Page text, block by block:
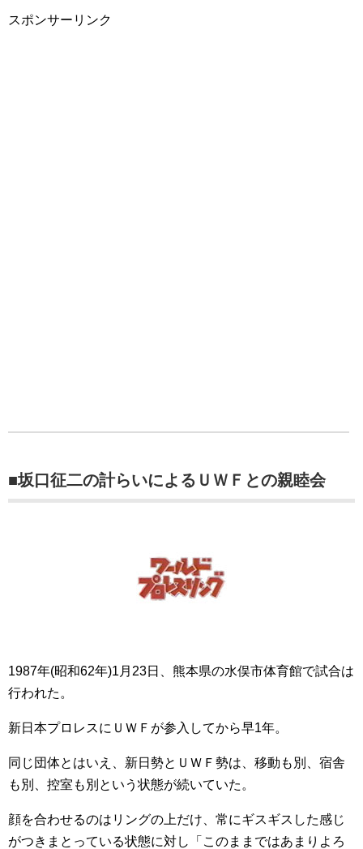
スポンサーリンク
■坂口征二の計らいによるＵＷＦとの親睦会
1987年(昭和62年)1月23日、熊本県の水俣市体育館で試合は
行われた。
新日本プロレスにＵＷＦが参入してから早1年。
同じ団体とはいえ、新日勢とＵＷＦ勢は、移動も別、宿舎
も別、控室も別という状態が続いていた。
顔を合わせるのはリングの上だけ、常にギスギスした感じ
がつきまとっている状態に対し「このままではあまりよろ